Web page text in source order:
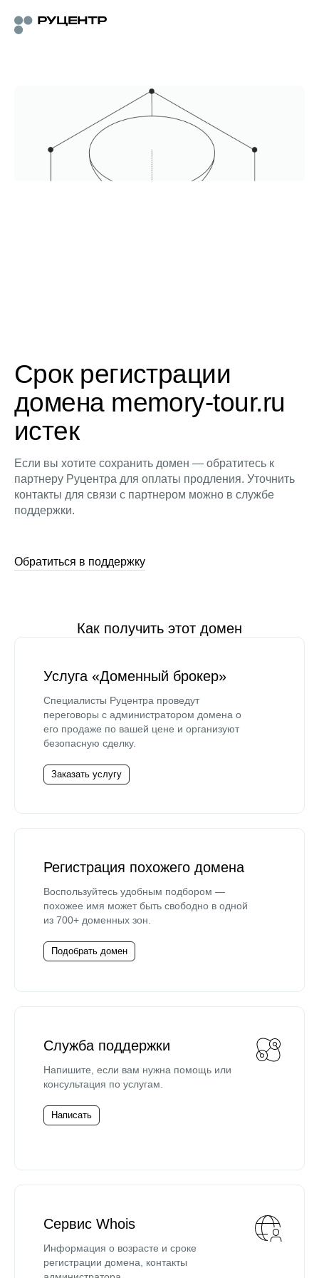
Срок регистрации
домена memory-tour.ru
истек
Если вы хотите сохранить домен — обратитесь к
партнеру Руцентра для оплаты продления. Уточнить
контакты для связи с партнером можно в службе
поддержки.
Обратиться в поддержку
Как получить этот домен
Услуга «Доменный брокер»
Специалисты Руцентра проведут
переговоры с администратором домена о
его продаже по вашей цене и организуют
безопасную сделку.
Заказать услугу
Регистрация похожего домена
Воспользуйтесь удобным подбором —
похожее имя может быть свободно в одной
из 700+ доменных зон.
Подобрать домен
Служба поддержки
Напишите, если вам нужна помощь или
консультация по услугам.
Написать
Сервис Whois
Информация о возрасте и сроке
регистрации домена, контакты